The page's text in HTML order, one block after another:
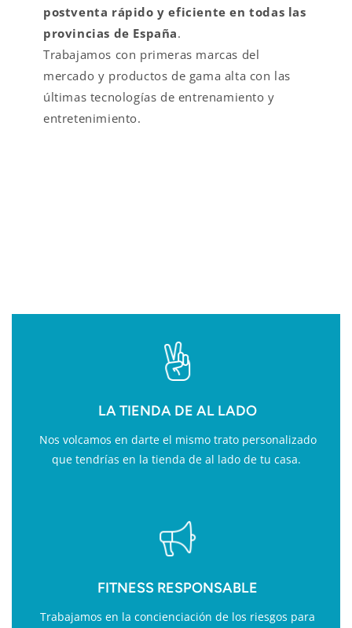
postventa rápido y eficiente en todas las
provincias de España.
Trabajamos con primeras marcas del
mercado y productos de gama alta con las
últimas tecnologías de entrenamiento y
entretenimiento.
LA TIENDA DE AL LADO
Nos volcamos en darte el mismo trato personalizado
que tendrías en la tienda de al lado de tu casa.
FITNESS RESPONSABLE
Trabajamos en la concienciación de los riesgos para